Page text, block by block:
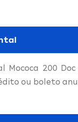
Mococa 200
ou boleto